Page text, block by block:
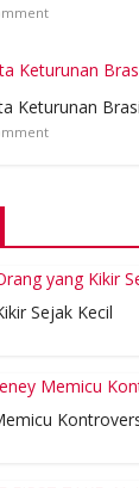
Keturunan
Sejak Kecil